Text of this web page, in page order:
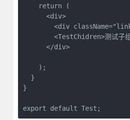
    return (
      <div>
<div
<TestChidren>测试子
      </div>
    );
  }
}
export default Test;